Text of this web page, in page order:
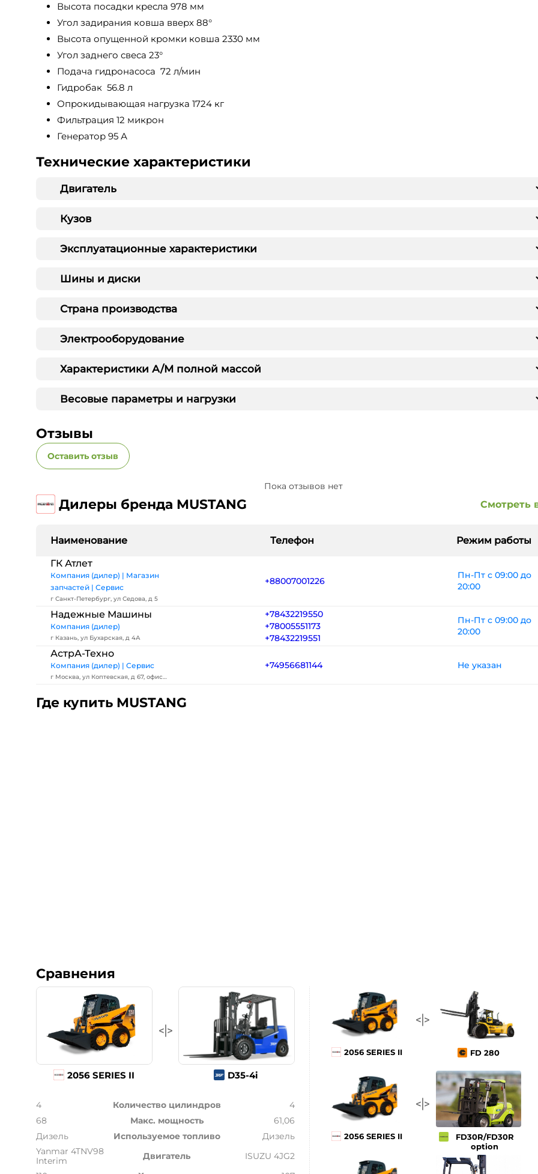
Высота посадки кресла 978 мм
Угол задирания ковша вверх 88°
Высота опущенной кромки ковша 2330 мм
Угол заднего свеса 23°
Подача гидронасоса 72 л/мин
Гидробак 56.8 л
Опрокидывающая нагрузка 1724 кг
Фильтрация 12 микрон
Генератор 95 А
Технические характеристики
Двигатель
Кузов
Эксплуатационные характеристики
Шины и диски
Страна производства
Электрооборудование
Характеристики А/М полной массой
Весовые параметры и нагрузки
Отзывы
Оставить отзыв
Пока отзывов нет
Дилеры бренда MUSTANG Смотреть
Наименование Телефон
Режим работы
ГК Атлет
Компания (дилер) | Магазин
запчастей | Сервис
г Санкт-Петербург, ул Седова, д 5
+88007001226
Пн-Пт с 09:00 до
20:00
Надежные Машины
Компания (дилер)
г Казань, ул Бухарская, д 4А
+78432219550
+78005551173
+78432219551
Пн-Пт с 09:00 до
20:00
АстрА-Техно
Компания (дилер) | Сервис
г Москва, ул Коптевская, д 67, офис
+74956681144 Не указан
Где купить MUSTANG
Сравнения
2056 SERIES II D35-4i
4 Количество цилиндров
4
68
Макс. мощность
61,06
Дизель
Используемое топливо
Дизель
Yanmar 4TNV98
Interim
Двигатель
ISUZU 4JG2
2056 SERIES II FD 280
2056 SERIES II
FD30R/FD30R
option